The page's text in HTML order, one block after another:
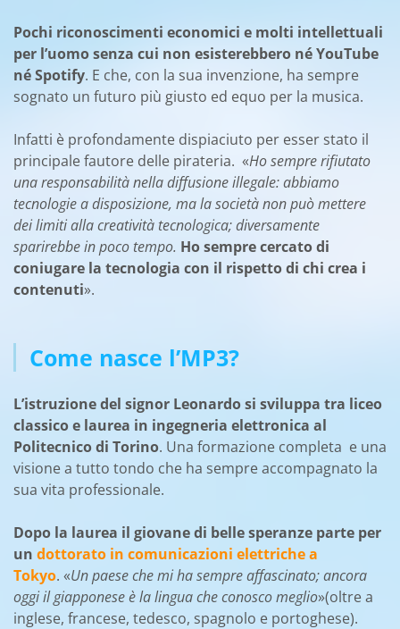
Pochi riconoscimenti economici e molti intellettuali
per l’uomo senza cui non esisterebbero né YouTube
né Spotify. E che, con la sua invenzione, ha sempre
sognato un futuro più giusto ed equo per la musica.
Infatti è profondamente dispiaciuto per esser stato il
principale fautore delle pirateria. «Ho sempre rifiutato
una responsabilità nella diffusione illegale: abbiamo
tecnologie a disposizione, ma la società non può mettere
dei limiti alla creatività tecnologica; diversamente
sparirebbe in poco tempo. Ho sempre cercato di
coniugare la tecnologia con il rispetto di chi crea i
contenuti».
Come nasce l’MP3?
L’istruzione del signor Leonardo si sviluppa tra liceo
classico e laurea in ingegneria elettronica al
Politecnico di Torino. Una formazione completa e una
visione a tutto tondo che ha sempre accompagnato la
sua vita professionale.
Dopo la laurea il giovane di belle speranze parte per
un dottorato in comunicazioni elettriche a
Tokyo. «Un paese che mi ha sempre affascinato; ancora
oggi il giapponese è la lingua che conosco meglio»(oltre a
inglese, francese, tedesco, spagnolo e portoghese).